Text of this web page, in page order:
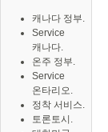
캐나다 정부.
Service
캐나다.
온주 정부.
Service
온타리오.
정착 서비스.
토론토시.